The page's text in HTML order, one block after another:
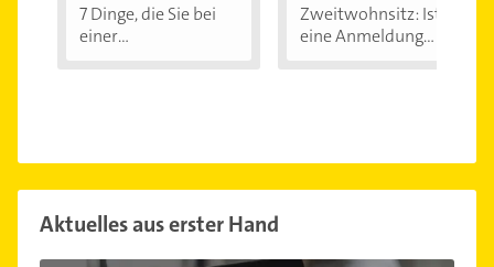
7 Dinge, die Sie bei
einer
Zweitwohnsitz: Ist
eine Anmeldung...
Aktuelles aus erster Hand